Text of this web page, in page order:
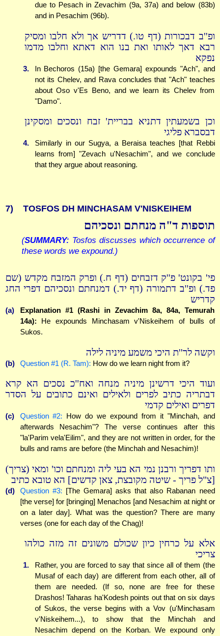
due to Pesach in Zevachim (9a, 37a) and below (83b)
and in Pesachim (96b).
ופ''ב דבכורות (דף טו.) דדריש אך ולא חלבו ומסיק
רבא דאך לאותו ואת בנו הוא דאתא וחלבו מדמו
נפקא
3.
In Bechoros (15a) [the Gemara] expounds "Ach", and
not its Chelev, and Rava concludes that "Ach" teaches
about Oso v'Es Beno, and we learn its Chelev from
"Damo".
וכן בשמעתין דתניא בבריית' זבח ונסכים ומסקינן
דבסברא פליגי
4.
Similarly in our Sugya, a Beraisa teaches [that Rebbi
learns from] "Zevach u'Nesachim", and we conclude
that they argue about reasoning.
7) TOSFOS DH MINCHASAM V'NISKEIHEM
תוספות ד"ה מנחתם ונסכיהם
(SUMMARY: Tosfos discusses which occurrence of
these words we expound.)
פי' בקונט' פ''ק דזבחים (דף ח.) ופרק המזבח מקדש (שם
פד.) ופ''ב דתמורה (דף יד.) דמנחתם ונסכיהם דפרי החג
קדריש
(a)
Explanation #1 (Rashi in Zevachim 8a, 84a, Temurah
14a): He expounds Minchasam v'Niskeihem of bulls of
Sukos.
וקשה לר''ת היכי משמע מיניה לילה
(b) Question #1 (R. Tam): How do we learn night from it?
ועוד היכי דרשינן מיניה מנחה ואח''כ נסכים הא קרא
דבתריה כתיב לפרים ולאילים ואינם כתובים על הסדר
דפרים ואילים קדמי
(c) Question #2: How do we expound from it "Minchah, and
afterwards Nesachim"? The verse continues after this
"la'Parim vela'Eilim", and they are not written in order, for the
bulls and rams are before (the Minchah and Nesachim)!
ותו דפריך ורבנן נמי הא בעי ליה ומנחתם וכו' ומאי (צריך)
[צ"ל פריך - שיטה מקובצת, צאן קדשים] הא טובא כתיב
(d) Question #3: [The Gemara] asks that also Rabanan need
[the verse] for [bringing] Menachos [and Nesachim at night or
on a later day]. What was the question? There are many
verses (one for each day of the Chag)!
אלא על כרחין כיון שכולם משונים זה מזה כולהו
צריכי
1.
Rather, you are forced to say that since all of them (the
Musaf of each day) are different from each other, all of
them are needed. (If so, none are free for these
Drashos! Taharas ha'Kodesh points out that on six days
of Sukos, the verse begins with a Vov (u'Minchasam
v'Niskeihem...), to show that the Minchah and
Nesachim depend on the Korban. We expound only